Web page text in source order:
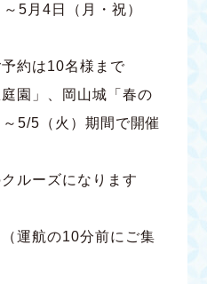
5月4日（月・祝）
約は10名様まで
園」、岡山城「春の
5/5（火）期間で開催
ルーズになります
運航の10分前にご集